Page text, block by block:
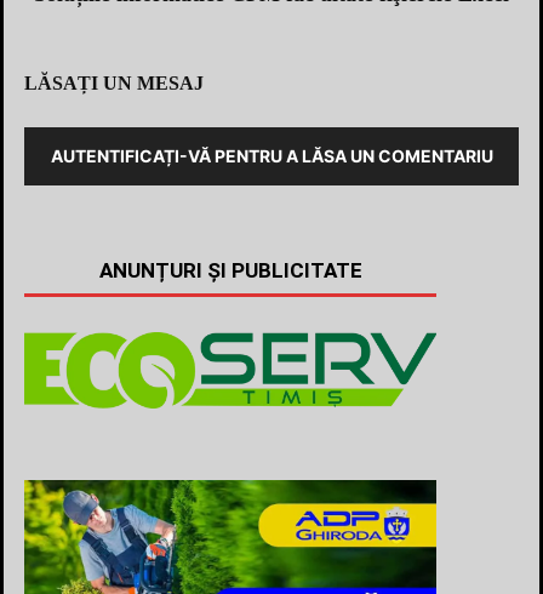
LĂSAȚI UN MESAJ
AUTENTIFICAȚI-VĂ PENTRU A LĂSA UN COMENTARIU
ANUNȚURI ȘI PUBLICITATE